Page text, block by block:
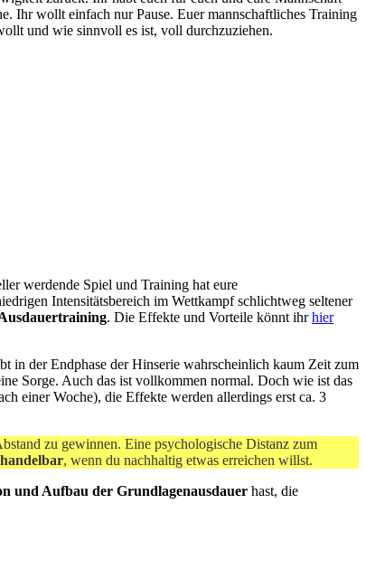
Ihr wollt einfach nur Pause. Euer mannschaftliches Training
und wie sinnvoll es ist, voll durchzuziehen.
werdende Spiel und Training hat eure
Intensitätsbereich im Wettkampf schlichtweg seltener
. Die Effekte und Vorteile könnt ihrhier
in der Endphase der Hinserie wahrscheinlich kaum Zeit zum
Sorge. Auch das ist vollkommen normal. Doch wie ist das
einer Woche), die Effekte werden allerdings erst ca. 3
zu gewinnen. Eine psychologische Distanz zum
, wenn du nachhaltig etwas erreichen willst.
und Aufbau der Grundlagenausdauer hast, die